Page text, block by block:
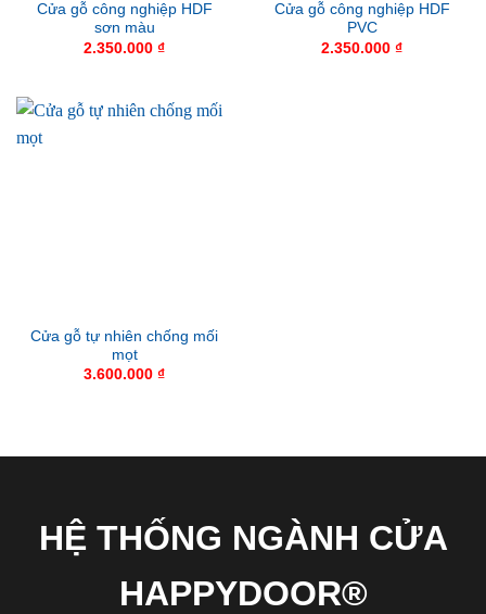
Cửa gỗ công nghiệp HDF
sơn màu
2.350.000 ₫
Cửa gỗ công nghiệp HDF
PVC
2.350.000 ₫
Cửa gỗ tự nhiên chống mối
mọt
3.600.000 ₫
HỆ THỐNG NGÀNH CỬA
HAPPYDOOR®